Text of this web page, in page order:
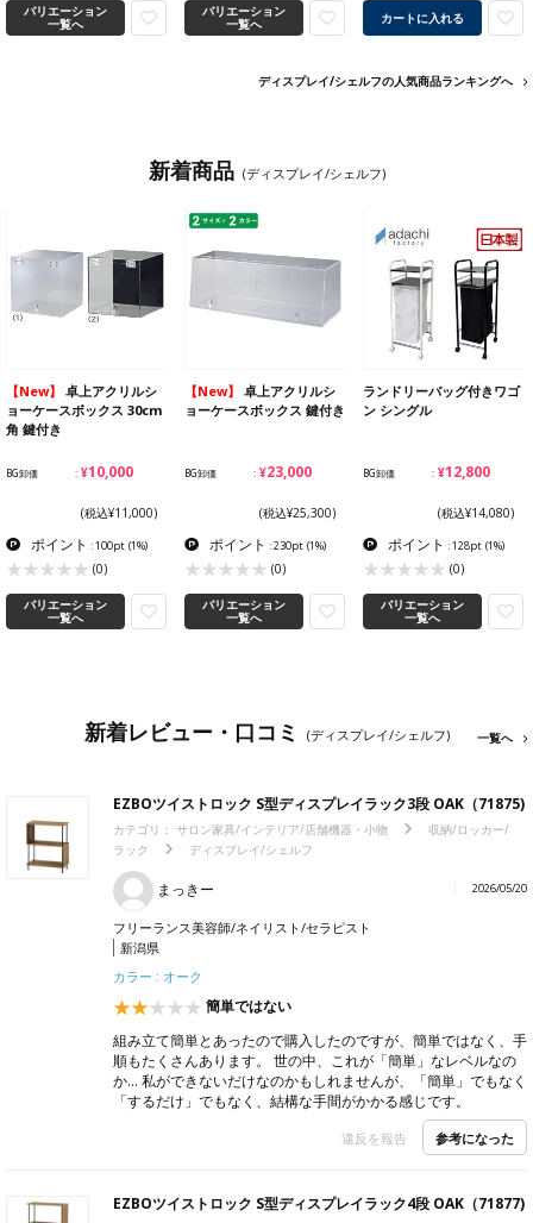
バリエーション
一覧へ
バリエーション
一覧へ カートに入れる
ディスプレイ/シェルフの人気商品ランキングへ
新着商品 (ディスプレイ/シェルフ)
【New】
ョーケースボックス 30cm
角 鍵付き
BG卸価 ¥10,000
(税込¥11,000)
ポイント : 100pt (1%)
(0)
バリエーション
一覧へ
【New】
ョーケースボックス 鍵付き
BG卸価 ¥23,000
(税込¥25,300)
ポイント : 230pt (1%)
(0)
バリエーション
一覧へ
ランドリーバッグ付きワゴ
ン シングル
BG卸価 ¥12,800
(税込¥14,080)
ポイント : 128pt (1%)
(0)
バリエーション
一覧へ
新着レビュー・口コミ (ディスプレイ/シェルフ) 一覧へ
EZBOツイストロック S型ディスプレイラック3段 OAK（71875)
カテゴリ： サロン家具/インテリア/店舗機器・小物
収納/ロッカー/
ラック
ディスプレイ/シェルフ
まっきー 2026/05/20
フリーランス美容師/ネイリスト/セラピスト
新潟県
カラー : オーク
簡単ではない
組み立て簡単とあったので購入したのですが、簡単ではなく、手
順もたくさんあります。 世の中、これが「簡単」なレベルなの
か… 私ができないだけなのかもしれませんが、「簡単」でもなく
「するだけ」でもなく、結構な手間がかかる感じです。
違反を報告 参考になった
EZBOツイストロック S型ディスプレイラック4段 OAK（71877)